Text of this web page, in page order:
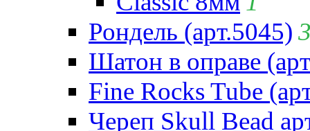
Рондель (арт.5045)
Шатон в оправе
Fine Rocks Tube
Череп Skull Bead